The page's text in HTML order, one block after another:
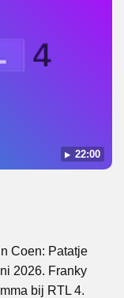
22:00
Coen: Patatje
2026. Franky
bij RTL 4.